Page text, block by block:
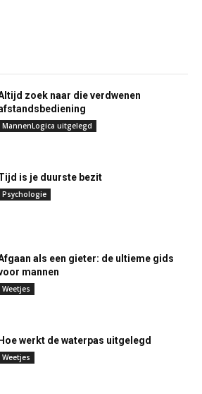
zoek naar die verdwenen
MannenLogica uitgelegd
is je duurste bezit
Psychologie
als een gieter: de ultieme gids
mannen
Weetjes
Hoe werkt de waterpas uitgelegd
Weetjes